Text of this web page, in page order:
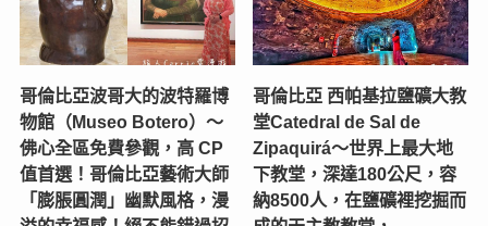
哥倫比亞波哥大的波特羅博
物館（Museo Botero）～
佛心全區免費參觀，高 CP
值首選！哥倫比亞藝術大師
「膨脹圓潤」幽默風格，漫
哥倫比亞 西帕基拉鹽礦大教
堂Catedral de Sal de
Zipaquirá～世界上最大地
下教堂，深達180公尺，容
納8500人，在鹽礦裡挖掘而